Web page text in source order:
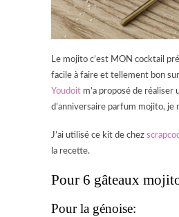
Le mojito c’est MON cocktail
facile à faire et tellement bon
Youdoit m’a proposé de réaliser
d’anniversaire parfum mojito, je
J’ai utilisé ce kit de chez
la recette.
Pour 6 gâteaux
Pour la génoise: